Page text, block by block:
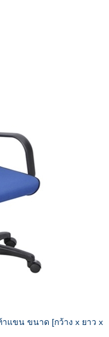
แขน ขนาด [กว้าง x ยาว x